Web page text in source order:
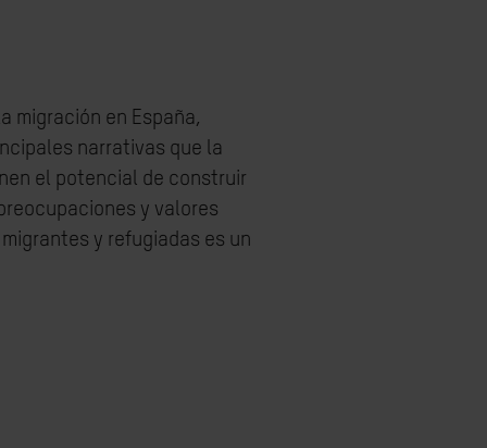
migración en España,
narrativas que la
el potencial de construir
y valores
y refugiadas es un